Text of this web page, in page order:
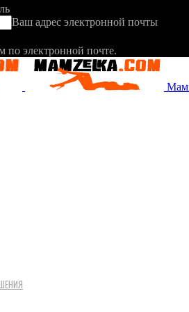
Ваш адрес электронной почты
по электронной почте.